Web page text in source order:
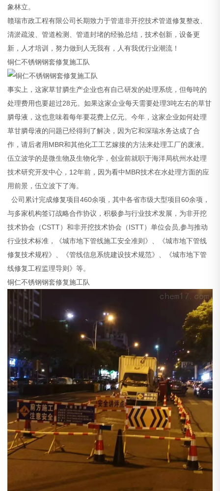
象林立。
赣瑞市政工程有限公司长期致力于管道非开挖技术管道修复整改、
清淤疏浚、管道检测、管道封堵的经验总结，技术创新，设备更
新，人才培训，努力做到人无我有，人有我优行业潮流！
铜仁不锈钢钢套修复施工队
事实上，这家草甘膦生产企业也有自己研发的处理系统，但每吨的
处理费用也要超过28元。如果这家企业每天需要处理3吨左右的草甘
膦母液，这也意味着每年要花费上亿元。今年，这家企业如何处理
草甘膦母液的问题已经得到了解决，因为它和深瑞水务达成了合
作，请后者用MBR和其他化工工艺嫁接的方法来处理工厂的废液。
伍立波学的是微生物及生物化学，创业前就职于海洋局杭州水处理
技术研究开发中心，12年前，因为看中MBR技术在水处理方面的应
用前景，伍立波下了海。
公司累计完成修复项目460余项，其中各省市级大型项目60余项，
与多家机构签订战略合作协议，积极参与行业技术发展，为非开挖
技术协会（CSTT）和非开挖技术协会（ISTT）单位会员,参与推动
行业技术标准，《城市地下管线施工安全准则》、《城市地下管线
修复技术规程》、《管线信息系统建设技术规范》、《城市地下管
线修复工程监理导则》等。
铜仁不锈钢钢套修复施工队